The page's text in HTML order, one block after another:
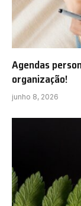
Agendas
organização!
junho 8, 2026